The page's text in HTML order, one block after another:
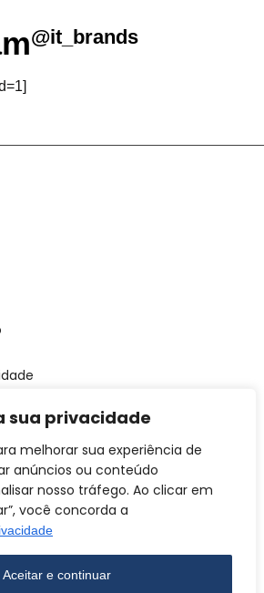
sua privacidade
melhorar sua experiência de
anúncios ou conteúdo
nosso tráfego. Ao clicar em
você concorda a
Aceitar e continuar
@it_brands
os direitos reservados. SANTA FOSCA
LTDA CNPJ: 72.944.390/0001-69